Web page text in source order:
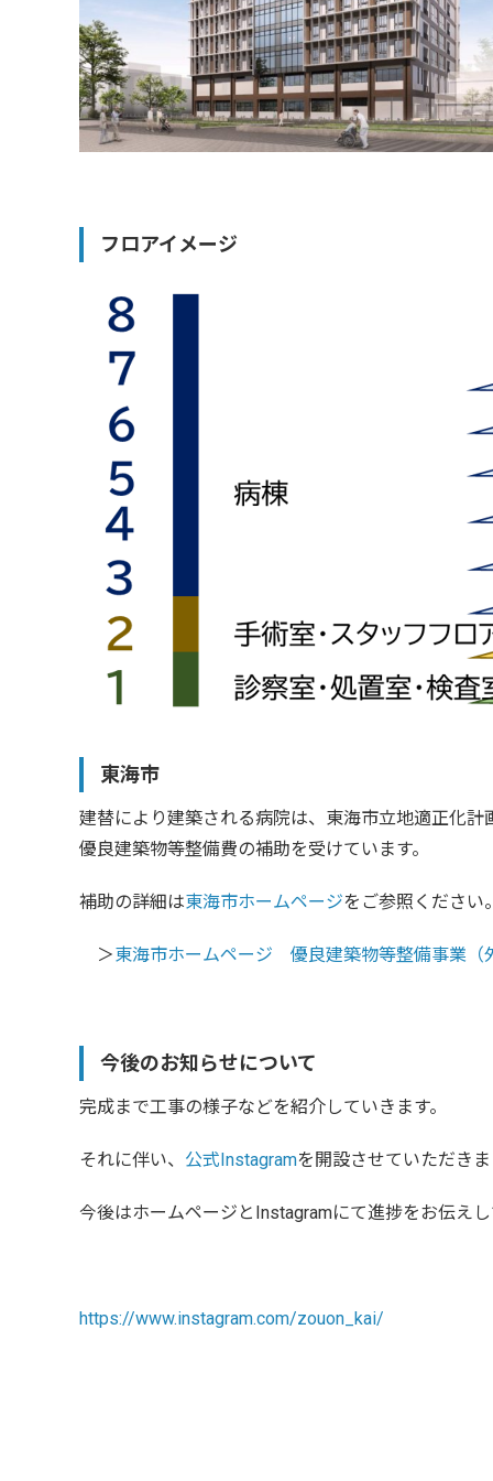
フロアイメージ
東海市
建替により建築される病院は、東海市立地適正化
優良建築物等整備費の補助を受けています。
補助の詳細は東海市ホームページをご参照ください
＞東海市ホームページ 優良建築物等整備事業（
今後のお知らせについて
完成まで工事の様子などを紹介していきます。
それに伴い、 公式Instagramを開設させていただき
今後はホームページとInstagramにて進捗をお伝え
https://www.instagram.com/zouon_kai/